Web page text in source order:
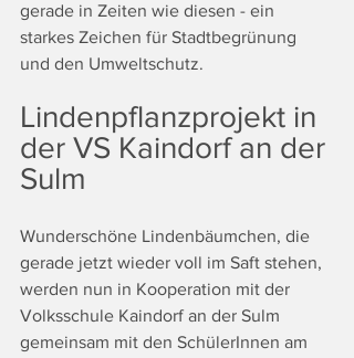
gerade in Zeiten wie diesen - ein
starkes Zeichen für Stadtbegrünung
und den Umweltschutz.
Lindenpflanzprojekt in
der VS Kaindorf an der
Sulm
Wunderschöne Lindenbäumchen, die
gerade jetzt wieder voll im Saft stehen,
werden nun in Kooperation mit der
Volksschule Kaindorf an der Sulm
gemeinsam mit den SchülerInnen am